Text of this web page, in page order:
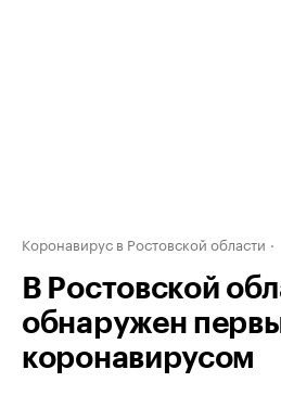
Коронавирус в Ростовской области
В Ростовской
обнаружен
коронавирусом